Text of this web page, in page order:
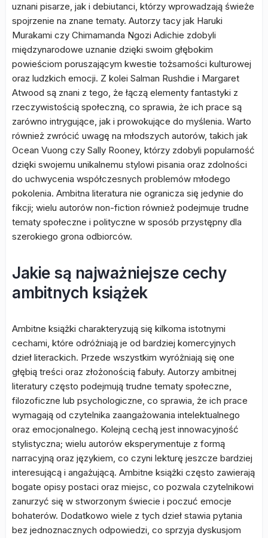
uznani pisarze, jak i debiutanci, którzy wprowadzają świeże
spojrzenie na znane tematy. Autorzy tacy jak Haruki
Murakami czy Chimamanda Ngozi Adichie zdobyli
międzynarodowe uznanie dzięki swoim głębokim
powieściom poruszającym kwestie tożsamości kulturowej
oraz ludzkich emocji. Z kolei Salman Rushdie i Margaret
Atwood są znani z tego, że łączą elementy fantastyki z
rzeczywistością społeczną, co sprawia, że ich prace są
zarówno intrygujące, jak i prowokujące do myślenia. Warto
również zwrócić uwagę na młodszych autorów, takich jak
Ocean Vuong czy Sally Rooney, którzy zdobyli popularność
dzięki swojemu unikalnemu stylowi pisania oraz zdolności
do uchwycenia współczesnych problemów młodego
pokolenia. Ambitna literatura nie ogranicza się jedynie do
fikcji; wielu autorów non-fiction również podejmuje trudne
tematy społeczne i polityczne w sposób przystępny dla
szerokiego grona odbiorców.
Jakie są najważniejsze cechy
ambitnych książek
Ambitne książki charakteryzują się kilkoma istotnymi
cechami, które odróżniają je od bardziej komercyjnych
dzieł literackich. Przede wszystkim wyróżniają się one
głębią treści oraz złożonością fabuły. Autorzy ambitnej
literatury często podejmują trudne tematy społeczne,
filozoficzne lub psychologiczne, co sprawia, że ich prace
wymagają od czytelnika zaangażowania intelektualnego
oraz emocjonalnego. Kolejną cechą jest innowacyjność
stylistyczna; wielu autorów eksperymentuje z formą
narracyjną oraz językiem, co czyni lekturę jeszcze bardziej
interesującą i angażującą. Ambitne książki często zawierają
bogate opisy postaci oraz miejsc, co pozwala czytelnikowi
zanurzyć się w stworzonym świecie i poczuć emocje
bohaterów. Dodatkowo wiele z tych dzieł stawia pytania
bez jednoznacznych odpowiedzi, co sprzyja dyskusjom